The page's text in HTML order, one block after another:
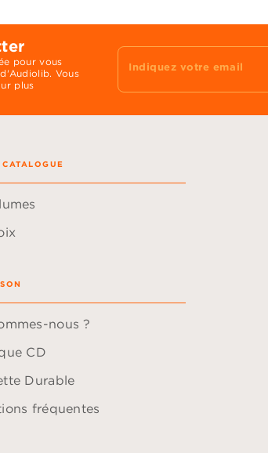
pour vous
Vous
plus
Indiquez votre email
nous ?
CD
Durable
fréquentes